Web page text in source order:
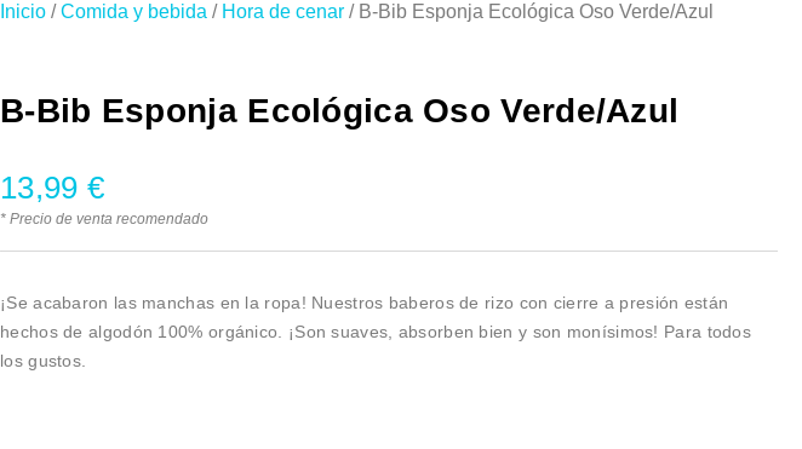
Inicio /Comida y bebida / Hora de cenar / B-Bib Esponja Ecológica Oso Verde/Azul
B-Bib Esponja Ecológica Oso Verde/Azul
13,99 €
* Precio de venta recomendado
¡Se acabaron las manchas en la ropa! Nuestros baberos de rizo con cierre a presión están
hechos de algodón 100% orgánico. ¡Son suaves, absorben bien y son monísimos! Para todos
los gustos.